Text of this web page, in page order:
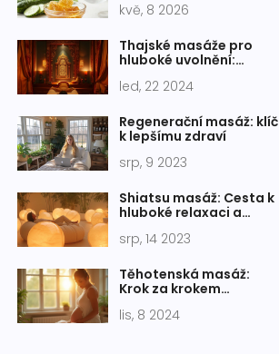
pro maximální účinek
kvě, 8 2026
Thajské masáže pro
hluboké uvolnění:
led, 22 2024
Regenerační masáž: klíč
k lepšímu zdraví
srp, 9 2023
Shiatsu masáž: Cesta k
hluboké relaxaci a
srp, 14 2023
Těhotenská masáž:
Krok za krokem
nastávající matky
lis, 8 2024